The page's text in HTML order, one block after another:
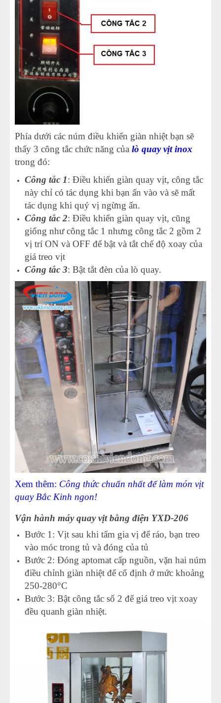
Phía dưới các núm điều khiển giàn nhiệt bạn sẽ
thấy 3 công tắc chức năng của lò quay vịt inox
trong đó:
Công tắc 1: Điều khiển giàn quay vịt, công tắc
này chỉ có tác dụng khi bạn ấn vào và sẽ mất
tác dụng khi quý vị ngừng ấn.
Công tắc 2: Điều khiển giàn quay vịt, cũng
giống như công tắc 1 nhưng công tắc 2 gồm 2
vị trí ON và OFF để bật và tắt chế độ xoay của
giá treo vịt
Công tắc 3: Bật tắt đèn của lò quay.
Xem thêm: Công thức chuẩn nhất để làm món vịt
quay Bắc Kinh ngon!
Vận hành máy quay vịt bằng điện YXD-206
Bước 1: Vịt sau khi tẩm gia vị để ráo, bạn treo
vào móc trong tủ và đóng của tủ
Bước 2: Đóng aptomat cấp nguồn, vặn hai núm
điều chỉnh giàn nhiệt để cố định ở mức khoảng
250-280°C
Bước 3: Bật công tắc số 2 để giá treo vịt xoay
đều quanh giàn nhiệt.